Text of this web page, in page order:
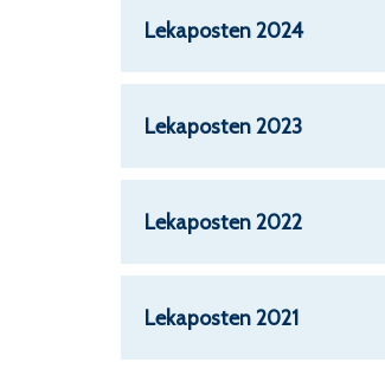
Lekaposten 2024
Lekaposten 2023
Lekaposten 2022
Lekaposten 2021